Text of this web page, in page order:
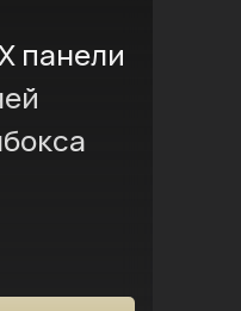
панели